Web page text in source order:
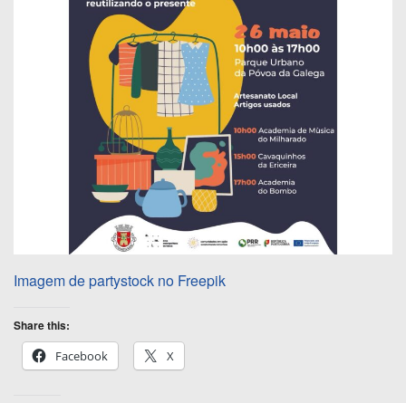
Imagem de partystock no Freepik
Share this:
Facebook
X